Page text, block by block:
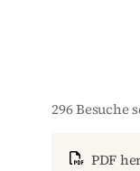
296 Besuche
PDF